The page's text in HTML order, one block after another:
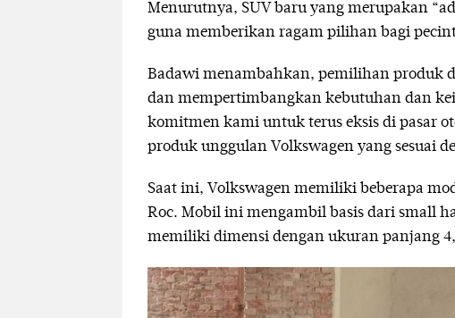
Menurutnya, SUV baru yang merupakan
guna memberikan ragam pilihan bagi
Badawi menambahkan, pemilihan produk
dan mempertimbangkan kebutuhan dan
komitmen kami untuk terus eksis di pasar
produk unggulan Volkswagen yang sesuai
Saat ini, Volkswagen memiliki beberapa
Roc. Mobil ini mengambil basis dari small
memiliki dimensi dengan ukuran panjang